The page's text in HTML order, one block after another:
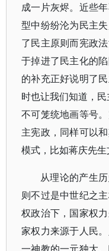
成一片灰烬。近些
型中纷纷沦为民主
了民主原则而宪政
于掉进了民主化的
的补充正好说明了
时也让我们知道，
不可笼统地画等号
主宪政，同样可以
模式，比如蒋庆先生
从理论的产生
则不过是中世纪之
权政治下，国家权
家权力来源于人民